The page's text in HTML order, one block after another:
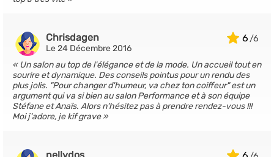
6
Chrisdagen
Le 24 Décembre 2016
Un salon au top de l'élégance et de la mode. Un accueil tout en
sourire et dynamique. Des conseils pointus pour un rendu des
plus jolis. "Pour changer d'humeur, va chez ton coiffeur" est un
argument qui va si bien au salon Performance et à son équipe
Stéfane et Anaïs. Alors n'hésitez pas à prendre rendez-vous !!!
Moi j'adore, je kif grave